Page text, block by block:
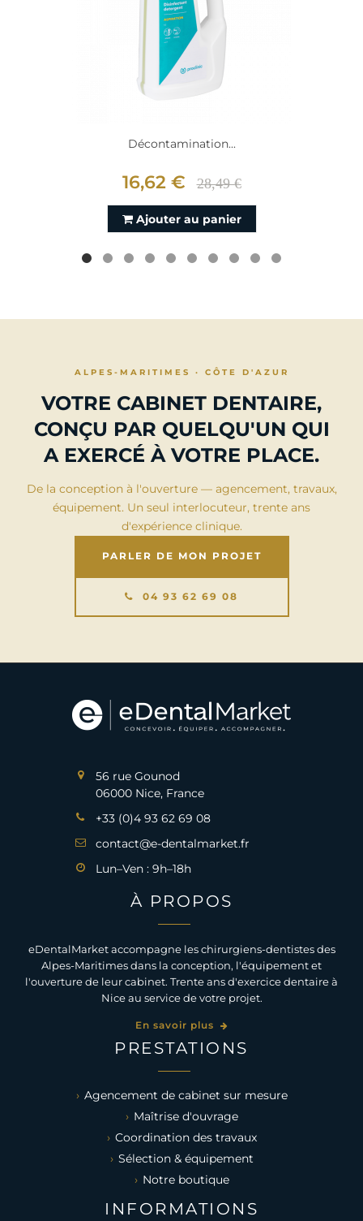
Décontamination...
16,62 € 28,49 €
Ajouter au panier
ALPES-MARITIMES · CÔTE D'AZUR
VOTRE CABINET DENTAIRE,
CONÇU PAR QUELQU'UN QUI
A EXERCÉ À VOTRE PLACE.
De la conception à l'ouverture — agencement, travaux,
équipement. Un seul interlocuteur, trente ans
d'expérience clinique.
PARLER DE MON PROJET
04 93 62 69 08
56 rue Gounod
06000 Nice, France
+33 (0)4 93 62 69 08
contact@e-dentalmarket.fr
Lun–Ven : 9h–18h
À PROPOS
eDentalMarket accompagne les chirurgiens-dentistes des
Alpes-Maritimes dans la conception, l'équipement et
l'ouverture de leur cabinet. Trente ans d'exercice dentaire à
Nice au service de votre projet.
En savoir plus
PRESTATIONS
Agencement de cabinet sur mesure
Maîtrise d'ouvrage
Coordination des travaux
Sélection & équipement
Notre boutique
INFORMATIONS